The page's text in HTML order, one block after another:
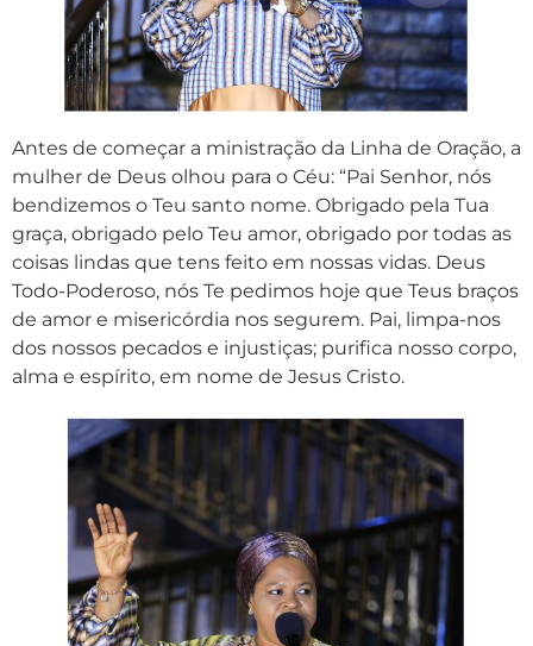
Antes de começar a ministração da Linha de Oração, a
mulher de Deus olhou para o Céu: “Pai Senhor, nós
bendizemos o Teu santo nome. Obrigado pela Tua
graça, obrigado pelo Teu amor, obrigado por todas as
coisas lindas que tens feito em nossas vidas. Deus
Todo-Poderoso, nós Te pedimos hoje que Teus braços
de amor e misericórdia nos segurem. Pai, limpa-nos
dos nossos pecados e injustiças; purifica nosso corpo,
alma e espírito, em nome de Jesus Cristo.